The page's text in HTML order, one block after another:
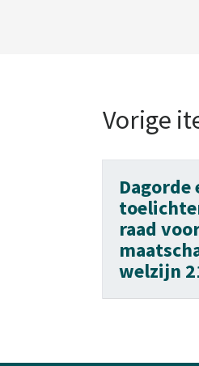
Vorige
Dagorde
raad
welzijn